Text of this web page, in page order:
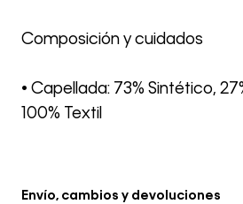
Composición y cuidados
• Capellada: 73% Sintético,
100% Textil
Envío, cambios y devoluciones